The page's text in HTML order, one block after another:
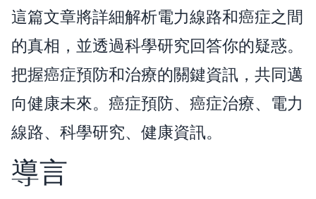
這篇文章將詳細解析電力線路和癌症之間
的真相，並透過科學研究回答你的疑惑。
把握癌症預防和治療的關鍵資訊，共同邁
向健康未來。癌症預防、癌症治療、電力
線路、科學研究、健康資訊。
導言